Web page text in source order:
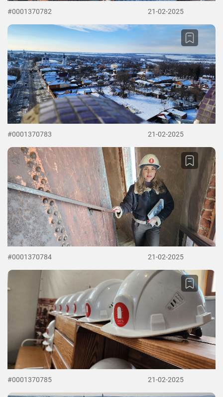
#0001370782 21-02-2025
#0001370783 21-02-2025
#0001370784 21-02-2025
#0001370785 21-02-2025